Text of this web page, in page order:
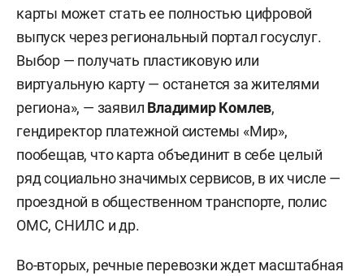
карты может стать ее полностью цифровой
выпуск через региональный портал госуслуг.
Выбор — получать пластиковую или
виртуальную карту — останется за жителями
региона», — заявил Владимир Комлев,
гендиректор платежной системы «Мир»,
пообещав, что карта объединит в себе целый
ряд социально значимых сервисов, в их числе —
проездной в общественном транспорте, полис
ОМС, СНИЛС и др.
Во-вторых, речные перевозки ждет масштабная